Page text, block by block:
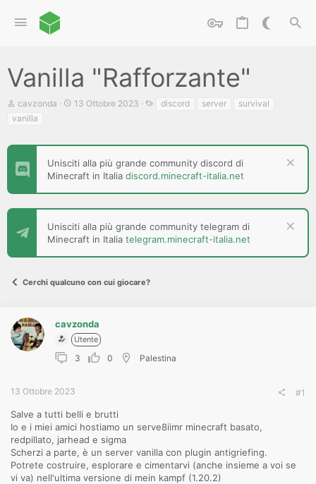
Vanilla "Rafforzante"
C
e
t
r
D
u
s
cavzonda
D
d
i
n
i
o
13 Ottobre 2023 discord server
survival
vanilla
Unisciti alla più grande community discord di
Minecraft in Italia discord.minecraft-italia.net
Unisciti alla più grande community telegram di
Minecraft in Italia telegram.minecraft-italia.net
Cerchi qualcuno con cui giocare?
cavzonda
Utente
3 0 Palestina
13 Ottobre 2023 #1
Salve a tutti belli e brutti
Io e i miei amici hostiamo un serve8iimr minecraft basato,
redpillato, jarhead e sigma
Scherzi a parte, è un server vanilla con plugin antigriefing.
Potrete costruire, esplorare e cimentarvi (anche insieme a voi se
vi va) nell'ultima versione di mein kampf (1.20.2)